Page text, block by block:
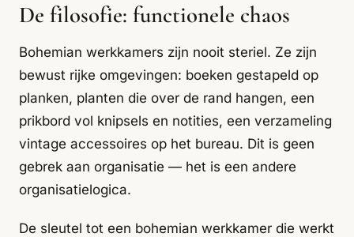
De filosofie: functionele chaos
Bohemian werkkamers zijn nooit steriel. Ze zijn
bewust rijke omgevingen: boeken gestapeld op
planken, planten die over de rand hangen, een
prikbord vol knipsels en notities, een verzameling
vintage accessoires op het bureau. Dit is geen
gebrek aan organisatie — het is een andere
organisatielogica.
De sleutel tot een bohemian werkkamer die werkt